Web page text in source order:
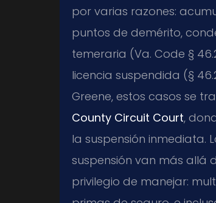
por varias razones:
puntos de demérito,
temeraria (Va. Code §
licencia suspendida (§
Greene, estos casos se
County Circuit Court,
la suspensión inmediata.
suspensión van más allá
privilegio de manejar: